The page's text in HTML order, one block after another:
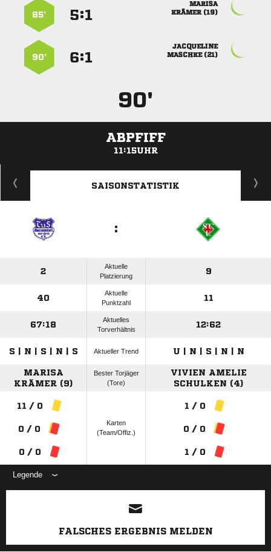

 
:
85’

 
:
90’
90'
ABPFIFF
11:15UHR
ANZEIGE
SAISONSTATISTIK
:
2
Aktuelle
Platzierung
9
40
Aktuelle
Punktzahl
11
67:18
Aktuelles
Torverhältnis
12:62
S | N | S | N | S Aktueller Trend U | N | S | N | N
MARISA
KRÄMER (9)
Bester Torjäger
(Tore)
VIVIEN AMELIE
SCHULKEN (4)
11 / 0
0 / 0
0 / 0
Karten
(Team/Offiz.)
1 / 0
0 / 0
1 / 0
Legende
ANZEIGE
FALSCHES ERGEBNIS MELDEN